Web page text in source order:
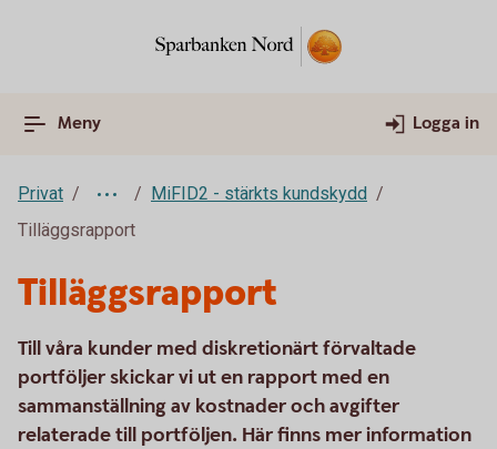
Meny Logga in
Privat
MiFID2 - stärkts kundskydd
Tilläggsrapport
Tilläggsrapport
Till våra kunder med diskretionärt förvaltade
portföljer skickar vi ut en rapport med en
sammanställning av kostnader och avgifter
relaterade till portföljen. Här finns mer information